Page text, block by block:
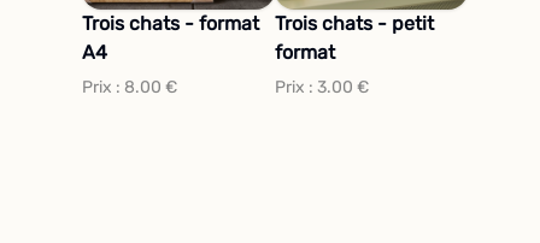
Trois chats - format
A4
Prix : 8.00 €
Trois chats - petit
format
Prix : 3.00 €